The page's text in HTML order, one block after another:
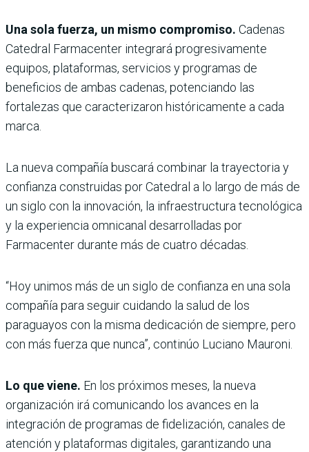
Una sola fuerza, un mismo compromiso. Cadenas
Catedral Farmacenter integrará progresivamente
equipos, plataformas, servicios y programas de
beneficios de ambas cadenas, potenciando las
fortalezas que caracterizaron históricamente a cada
marca.
La nueva compañía buscará combinar la trayectoria y
confianza construidas por Catedral a lo largo de más de
un siglo con la innovación, la infraestructura tecnológica
y la experiencia omnicanal desarrolladas por
Farmacenter durante más de cuatro décadas.
“Hoy unimos más de un siglo de confianza en una sola
compañía para seguir cuidando la salud de los
paraguayos con la misma dedicación de siempre, pero
con más fuerza que nunca”, continúo Luciano Mauroni.
Lo que viene. En los próximos meses, la nueva
organización irá comunicando los avances en la
integración de programas de fidelización, canales de
atención y plataformas digitales, garantizando una